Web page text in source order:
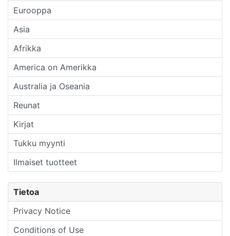
Eurooppa
Asia
Afrikka
America on Amerikka
Australia ja Oseania
Reunat
Kirjat
Tukku myynti
Ilmaiset tuotteet
Tietoa
Privacy Notice
Conditions of Use